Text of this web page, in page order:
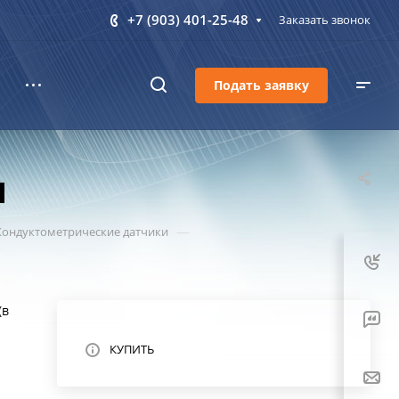
+7 (903) 401-25-48 Заказать звонок
Подать заявку
датчики —
КУПИТЬ